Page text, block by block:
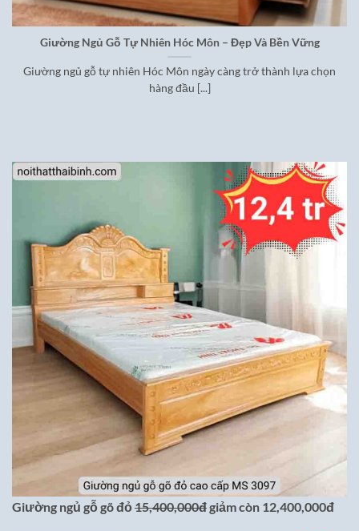
Giường Ngủ Gỗ Tự Nhiên Hóc Môn – Đẹp Và Bền Vững
Giường ngủ gỗ tự nhiên Hóc Môn ngày càng trở thành lựa chọn
hàng đầu [...]
Giường ngủ gỗ gõ đỏ 15,400,000đgiảm còn 12,400,000đ